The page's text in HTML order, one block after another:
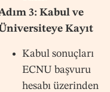
3: Kabul ve
Kayıt
Kabul sonuçları
ECNU başvuru
hesabı üzerinden